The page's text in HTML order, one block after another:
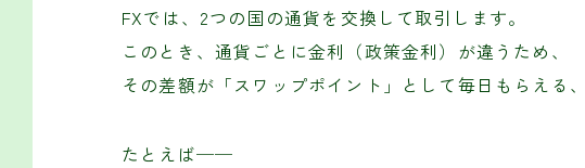
FXでは、2つの国の通貨を交換して取引します。
このとき、通貨ごとに金利（政策金利）が違うため、
その差額が「スワップポイント」として毎日もらえる
たとえば──